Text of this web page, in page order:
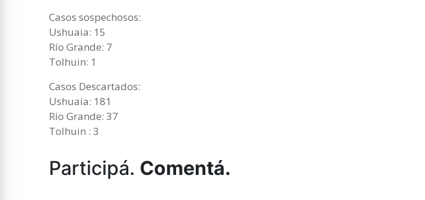
Casos sospechosos:
Ushuaia: 15
Río Grande: 7
Tolhuin: 1
Casos Descartados:
Ushuaia: 181
Río Grande: 37
Tolhuin : 3
Participá. Comentá.